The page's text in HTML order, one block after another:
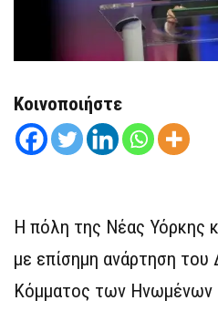
Κοινοποιήστε
Η πόλη της Νέας Υόρκης
με επίσημη ανάρτηση του
Κόμματος των Ηνωμένων